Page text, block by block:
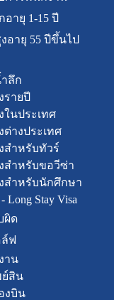
ายุ 1-15 ปี
อายุ 55 ปีขึ้นไป
ลึก
รายปี
ในประเทศ
างประเทศ
สำหรับทัวร์
สำหรับขอวีซ่า
สำหรับนักศึกษา
Long Stay Visa
ผิด
ฟ
าน
สิน
งบิน